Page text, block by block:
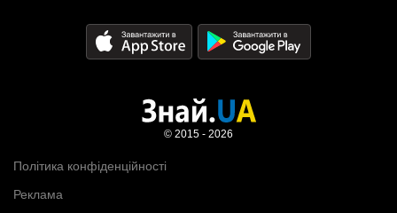
Політика конфіденційності
Реклама
© 2015 - 2026